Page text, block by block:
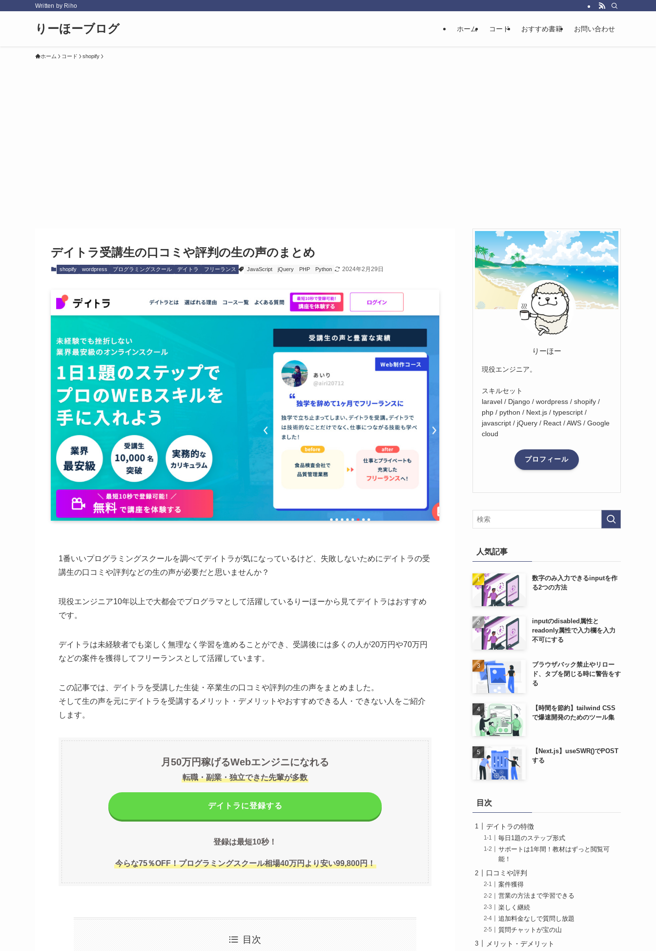
Written by Riho
りーほーブログ ホーム コード おすすめ書籍 お問い合わせ
ホーム コード shopify
デイトラ受講生の口コミや評判の生の声のまとめ
shopify wordpress プログラミングスクール デイトラ フリーランス JavaScript jQuery PHP Python 2024年2月29日
1番いいプログラミングスクールを調べてデイトラが気になっているけど、失敗しないためにデイトラの受
講生の口コミや評判などの生の声が必要だと思いませんか？
現役エンジニア10年以上で大都会でプログラマとして活躍しているりーほーから見てデイトラはおすすめ
です。
デイトラは未経験者でも楽しく無理なく学習を進めることができ、受講後には多くの人が20万円や70万円
などの案件を獲得してフリーランスとして活躍しています。
この記事では、デイトラを受講した生徒・卒業生の口コミや評判の生の声をまとめました。
そして生の声を元にデイトラを受講するメリット・デメリットやおすすめできる人・できない人をご紹介
します。
月50万円稼げるWebエンジニになれる
転職・副業・独立できた先輩が多数
デイトラに登録する
登録は最短10秒！
今らな75％OFF！プログラミングスクール相場40万円より安い99,800円！
目次
りーほー
現役エンジニア。
スキルセット
laravel / Django / wordpress / shopify /
php / python / Next.js / typescript /
javascript / jQuery / React / AWS / Google
cloud
プロフィール
人気記事
数字のみ入力できるinputを作
る2つの方法
inputのdisabled属性と
readonly属性で入力欄を入力
不可にする
ブラウザバック禁止やリロー
ド、タブを閉じる時に警告をす
る
【時間を節約】tailwind CSS
で爆速開発のためのツール集
【Next.js】useSWR()でPOST
する
目次
デイトラの特徴
毎日1題のステップ形式
サポートは1年間！教材はずっと閲覧可
能！
口コミや評判
案件獲得
営業の方法まで学習できる
楽しく継続
追加料金なしで質問し放題
質問チャットが宝の山
メリット・デメリット